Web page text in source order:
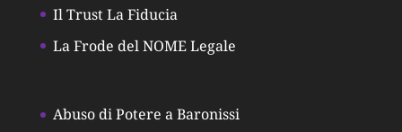
Il Trust La Fiducia
La Frode del NOME Legale
Abuso di Potere a Baronissi